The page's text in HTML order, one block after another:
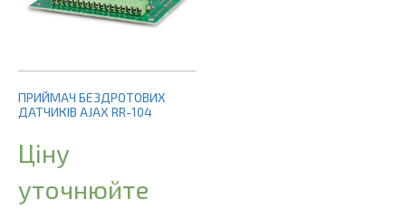
ПРИЙМАЧ БЕЗДРОТОВИХ
ДАТЧИКІВ AJAX RR-104
Ціну
уточнюйте